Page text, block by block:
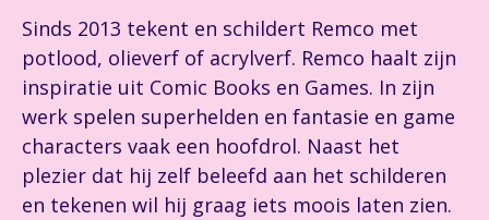
Sinds 2013 tekent en schildert Remco met
potlood, olieverf of acrylverf. Remco haalt zijn
inspiratie uit Comic Books en Games. In zijn
werk spelen superhelden en fantasie en game
characters vaak een hoofdrol. Naast het
plezier dat hij zelf beleefd aan het schilderen
en tekenen wil hij graag iets moois laten zien.